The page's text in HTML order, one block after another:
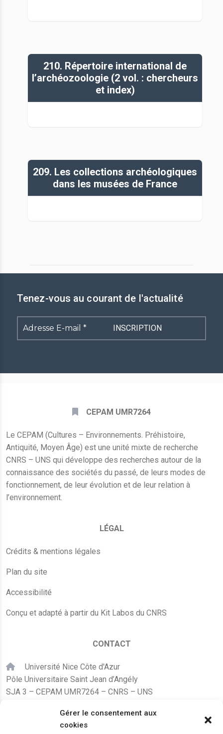
Gérer le consentement aux
cookies
210. Répertoire international de
l’archéozoologie (2 vol. : chercheurs
et index)
209. Les collections archéologiques
dans les musées de France
Tenez-vous au courant de l'actualité
Adresse
E-
CEPAM UMR7264
Le CEPAM (Cultures – Environnements. Préhistoire,
Antiquité, Moyen Âge) est une unité mixte de recherche
CNRS – UNS qui développe des recherches autour de la
connaissance des sociétés du passé, de leurs modes de
fonctionnement, de leur évolution et de leur relation à
l’environnement.
LÉGAL
Crédits & mentions légales
Plan du site
Accessibilité
Conçu et adapté à partir du Kit Labos du CNRS
CONTACT
Université Nice Côte d'Azur
Pôle Universitaire Saint Jean d’Angély
SJA 3 – CEPAM UMR7264 – CNRS – UNS